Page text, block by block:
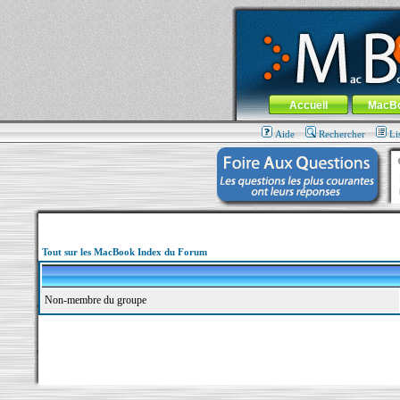
MacBook-fr.com : 100% Apple... 100%
Aller au contenu-Aller au menu
Menu général
Accueil
Aide Rechercher
Tout sur les MacBook Index du Forum
Non-membre du groupe